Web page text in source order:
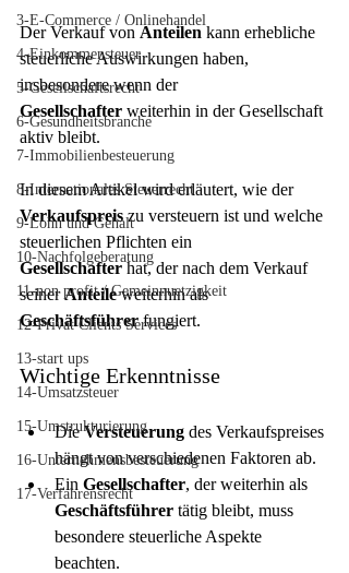
3-E-Commerce / Onlinehandel
4-Einkommensteuer
5-Gesellschaftsrecht
6-Gesundheitsbranche
7-Immobilienbesteuerung
8-Internationales Steuerrecht
9-Lohn und Gehalt
10-Nachfolgeberatung
11-non profit / Gemeinnuetzigkeit
12-Privat Clients Services
13-start ups
14-Umsatzsteuer
15-Umstrukturierung
16-Unternehmensbesteuerung
17-Verfahrensrecht
Der Verkauf von Anteilen kann erhebliche
steuerliche Auswirkungen haben,
insbesondere wenn der
Gesellschafter weiterhin in der Gesellschaft
aktiv bleibt.
In diesem Artikel wird erläutert, wie der
Verkaufspreis zu versteuern ist und welche
steuerlichen Pflichten ein
Gesellschafter hat, der nach dem Verkauf
seiner Anteile weiterhin als
Geschäftsführer fungiert.
Wichtige Erkenntnisse
Die Versteuerung des Verkaufspreises
hängt von verschiedenen Faktoren ab.
Ein Gesellschafter, der weiterhin als
Geschäftsführer tätig bleibt, muss
besondere steuerliche Aspekte
beachten.